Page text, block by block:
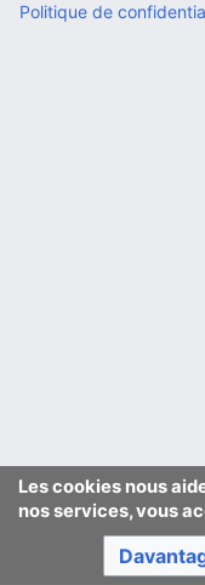
Les cookies nous
nos services, vous
Politique de